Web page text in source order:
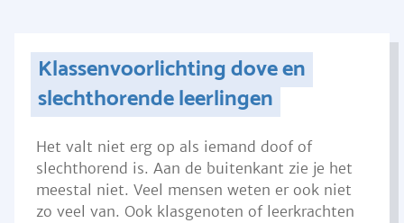
Klassenvoorlichting dove en
slechthorende leerlingen
Het valt niet erg op als iemand doof of
slechthorend is. Aan de buitenkant zie je het
meestal niet. Veel mensen weten er ook niet
zo veel van. Ook klasgenoten of leerkrachten